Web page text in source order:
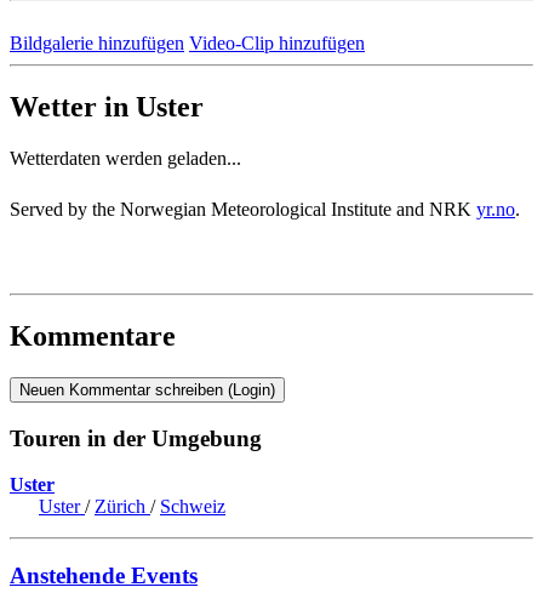
Bildgalerie hinzufügen Video-Clip hinzufügen
Wetter in Uster
Wetterdaten werden geladen...
Served by the Norwegian Meteorological Institute and NRK yr.no.
Kommentare
Neuen Kommentar schreiben (Login)
Touren in der Umgebung
Uster
Uster/Zürich / Schweiz
Anstehende Events